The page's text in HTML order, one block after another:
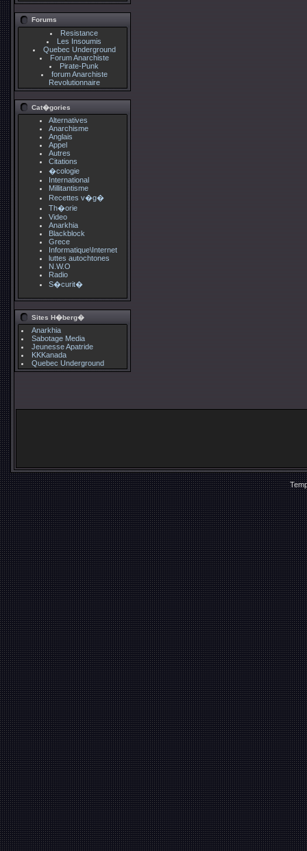
Forums
Resistance
Les Insoumis
Quebec Underground
Forum Anarchiste
Pirate-Punk
forum Anarchiste
Revolutionnaire
Cat�gories
Alternatives
Anarchisme
Anglais
Appel
Autres
Citations
�cologie
International
Millitantisme
Recettes v�g�
Th�orie
Video
Anarkhia
Blackblock
Grece
Informatique\Internet
luttes autochtones
N.W.O
Radio
S�curit�
Sites H�berg�
Anarkhia
Sabotage Media
Jeunesse Apatride
KKKanada
Quebec Underground